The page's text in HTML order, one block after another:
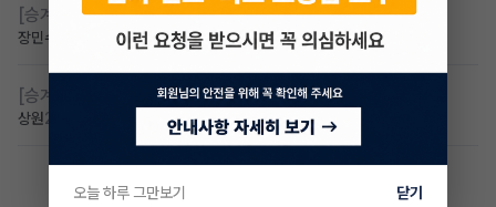
[승계찾아줘] 만 23세 무심사
장민수 조회 60 댓글 1
[승계찾아줘] 만24세 무보증 승계 구합니다
상원2일 전 댓글 2
오늘 하루 그만보기 닫기